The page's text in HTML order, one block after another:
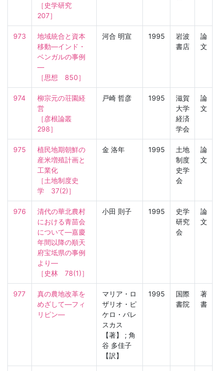
［史学研究
207］
973
地域統合と資本
移動—インド・
ベンガルの事例
—
［思想　850］
河合 明宣 1995
岩波
書店
論
文
974
柳宗元の荘園経
営
［彦根論叢
298］
戸崎 哲彦 1995
滋賀
大学
経済
学会
論
文
975
植民地期朝鮮の
産米増殖計画と
工業化
［土地制度史
学　37(2)］
金 洛年 1995
土地
制度
史学
会
論
文
976
清代の華北農村
における青苗会
について—嘉慶
年間以降の順天
府宝坻県の事例
より—
［史林　78(1)］
小田 則子 1995
史学
研究
会
論
文
977
真の農地改革を
めざして—フィ
リピン—
マリア・ロ
ザリオ・ピ
ケロ・バレ
スカス
【著】 ; 角
谷 多佳子
【訳】
1995
国際
書院
著
書